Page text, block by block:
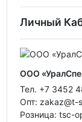
Личный
ООО
Тел. +7 3452
Опт: zakaz@t-
Розница: tsc-